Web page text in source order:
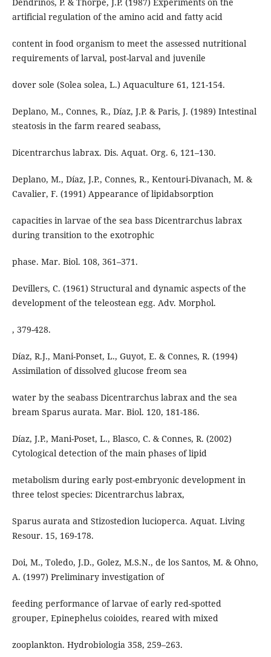
artificial regulation of the amino acid and fatty acid
content in food organism to meet the assessed nutritional
requirements of larval, post-larval and juvenile
dover sole (Solea solea, L.) Aquaculture 61, 121-154.
Deplano, M., Connes, R., Díaz, J.P. & Paris, J. (1989) Intestinal
steatosis in the farm reared seabass,
Dicentrarchus labrax. Dis. Aquat. Org. 6, 121–130.
Deplano, M., Díaz, J.P., Connes, R., Kentouri-Divanach, M. &
Cavalier, F. (1991) Appearance of lipidabsorption
capacities in larvae of the sea bass Dicentrarchus labrax
during transition to the exotrophic
phase. Mar. Biol. 108, 361–371.
Devillers, C. (1961) Structural and dynamic aspects of the
development of the teleostean egg. Adv. Morphol.
, 379-428.
Díaz, R.J., Mani-Ponset, L., Guyot, E. & Connes, R. (1994)
Assimilation of dissolved glucose freom sea
water by the seabass Dicentrarchus labrax and the sea
bream Sparus aurata. Mar. Biol. 120, 181-186.
Díaz, J.P., Mani-Poset, L., Blasco, C. & Connes, R. (2002)
Cytological detection of the main phases of lipid
metabolism during early post-embryonic development in
three telost species: Dicentrarchus labrax,
Sparus aurata and Stizostedion lucioperca. Aquat. Living
Resour. 15, 169-178.
Doi, M., Toledo, J.D., Golez, M.S.N., de los Santos, M. & Ohno,
A. (1997) Preliminary investigation of
feeding performance of larvae of early red-spotted
grouper, Epinephelus coioides, reared with mixed
zooplankton. Hydrobiologia 358, 259–263.